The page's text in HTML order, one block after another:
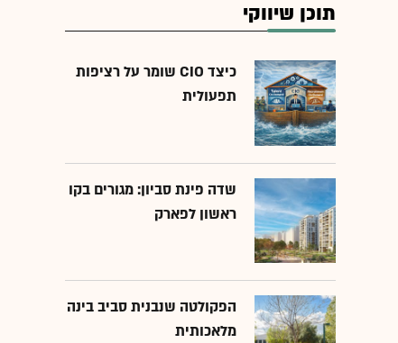
תוכן שיווקי
כיצד CIO שומר על רציפות
תפעולית
שדה פינת סביון: מגורים בקו
ראשון לפארק
הפקולטה שנבנית סביב בינה
מלאכותית